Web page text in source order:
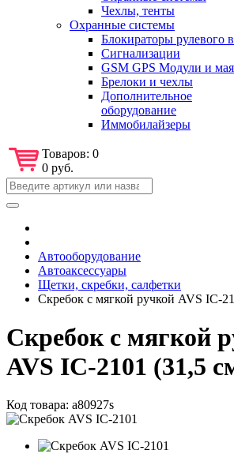
Чехлы, тенты
Охранные системы
Блокираторы рулевого
Сигнализации
GSM GPS Модули и
Брелоки и чехлы
Дополнительное
оборудование
Иммобилайзеры
Товаров: 0
0 руб.
Автооборудование
Автоаксессуары
Щетки, скребки, салфетки
Скребок с мягкой ручкой AVS IC-
Скребок с мягкой
AVS IC-2101 (31,5
Код товара: a80927s